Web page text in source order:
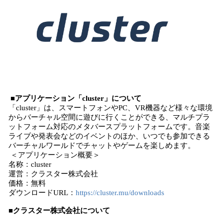
■アプリケーション「cluster」について
「cluster」は、スマートフォンやPC、VR機器など様々な環境
からバーチャル空間に遊びに行くことができる、マルチプラ
ットフォーム対応のメタバースプラットフォームです。音楽
ライブや発表会などのイベントのほか、いつでも参加できる
バーチャルワールドでチャットやゲームを楽しめます。
＜アプリケーション概要＞
名称：cluster
運営：クラスター株式会社
価格：無料
ダウンロードURL： https://cluster.mu/downloads
■クラスター株式会社について